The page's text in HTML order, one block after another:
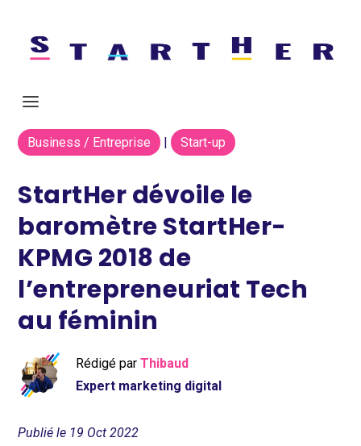
Business / Entreprise | Start-up
StartHer dévoile le
baromètre StartHer-
KPMG 2018 de
l’entrepreneuriat Tech
au féminin
Rédigé par Thibaud
Expert marketing digital
Publié le 19 Oct 2022